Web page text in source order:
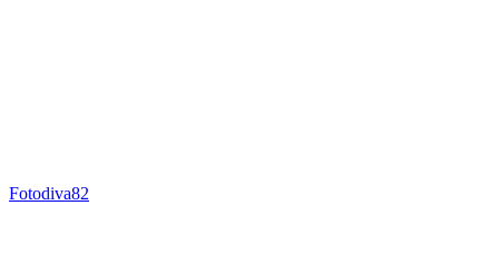
Fotodiva82